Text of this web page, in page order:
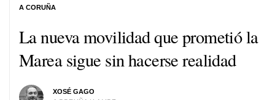
La nueva movilidad que prometió la
Marea sigue sin hacerse realidad
XOSÉ GAGO
A CORUÑA